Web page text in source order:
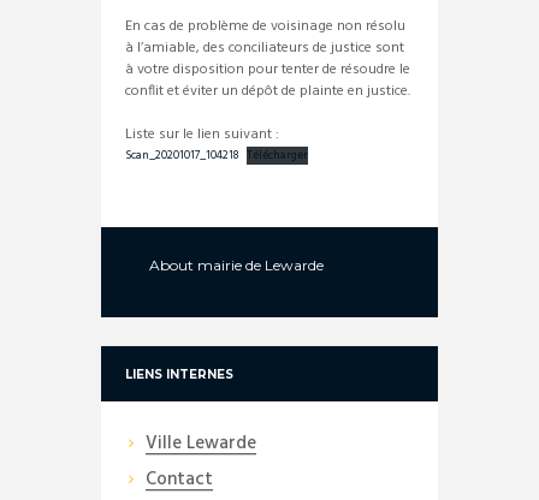
En cas de problème de voisinage non résolu
à l’amiable, des conciliateurs de justice sont
à votre disposition pour tenter de résoudre le
conflit et éviter un dépôt de plainte en justice.
Liste sur le lien suivant :
Scan_20201017_104218 Télécharger
About mairie de Lewarde
LIENS INTERNES
Ville Lewarde
Contact